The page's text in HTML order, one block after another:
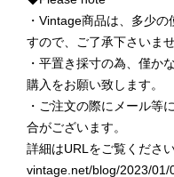
・Vintage商品は、多少
すので、ご了承下さいませ
・平置き採寸の為、僅か
購入をお願い致します。
・ご注文の際にメール等
合がございます。
詳細はURLをご覧ください
vintage.net/blog/2023/01/